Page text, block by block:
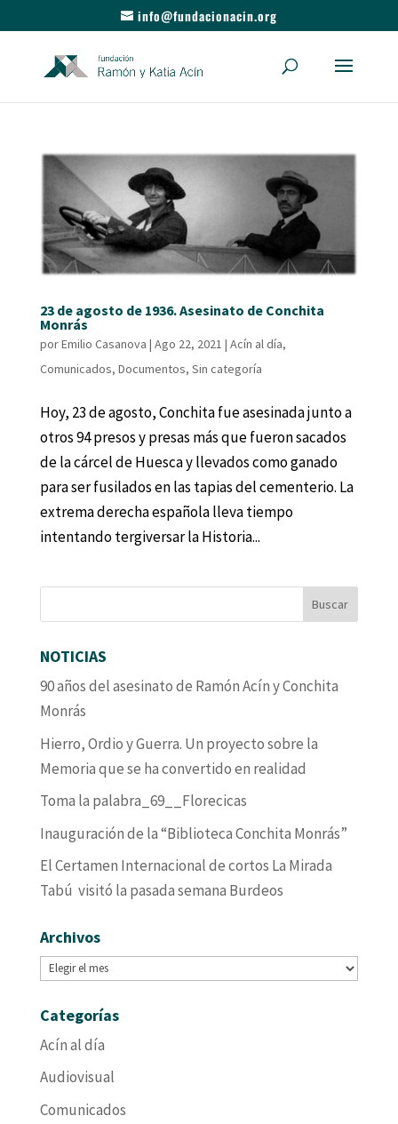
info@fundacionacin.org
23 de agosto de 1936. Asesinato de Conchita
Monrás
porEmilio Casanova | Ago 22, 2021 | Acín al día,
Comunicados, Documentos, Sin categoría
Hoy, 23 de agosto, Conchita fue asesinada junto a
otros 94 presos y presas más que fueron sacados
de la cárcel de Huesca y llevados como ganado
para ser fusilados en las tapias del cementerio. La
extrema derecha española lleva tiempo
intentando tergiversar la Historia...
NOTICIAS
90 años del asesinato de Ramón Acín y Conchita
Monrás
Hierro, Ordio y Guerra. Un proyecto sobre la
Memoria que se ha convertido en realidad
Toma la palabra_69__Florecicas
Inauguración de la “Biblioteca Conchita Monrás”
El Certamen Internacional de cortos La Mirada
Tabú visitó la pasada semana Burdeos
Archivos
Archivos
Categorías
Acín al día
Audiovisual
Comunicados